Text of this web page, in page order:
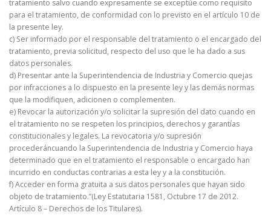
tratamiento salvo cuando expresamente se exceptúe como requisito
para el tratamiento, de conformidad con lo previsto en el artículo 10 de
la presente ley.
c) Ser informado por el responsable del tratamiento o el encargado del
tratamiento, previa solicitud, respecto del uso que le ha dado a sus
datos personales.
d) Presentar ante la Superintendencia de Industria y Comercio quejas
por infracciones a lo dispuesto en la presente ley y las demás normas
que la modifiquen, adicionen o complementen.
e) Revocar la autorización y/o solicitar la supresión del dato cuando en
el tratamiento no se respeten los principios, derechos y garantías
constitucionales y legales. La revocatoria y/o supresión
procederáncuando la Superintendencia de Industria y Comercio haya
determinado que en el tratamiento el responsable o encargado han
incurrido en conductas contrarias a esta ley y a la constitución.
f) Acceder en forma gratuita a sus datos personales que hayan sido
objeto de tratamiento.”(Ley Estatutaria 1581, Octubre 17 de 2012.
Artículo 8 – Derechos de los Titulares).